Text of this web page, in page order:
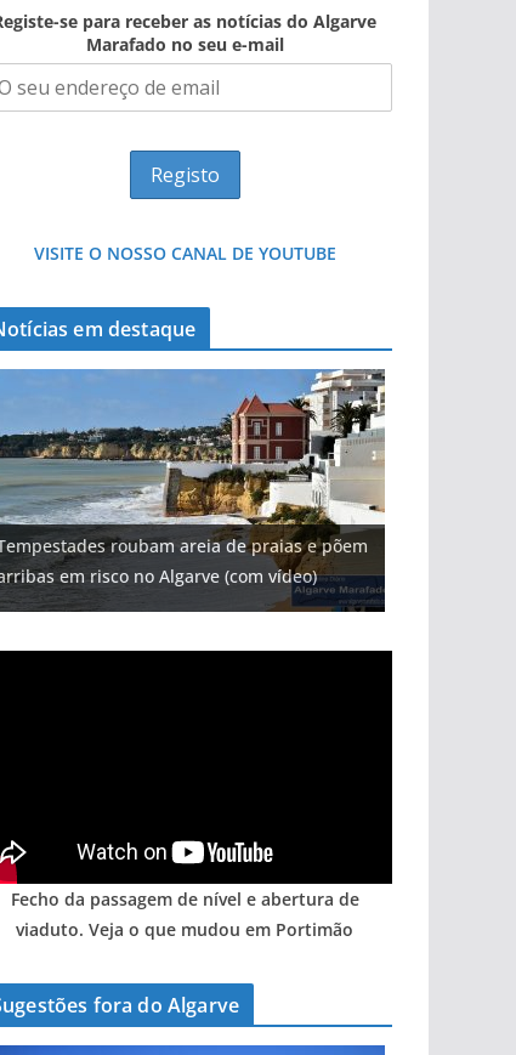
se para receber as notícias do Algarve
Marafado no seu e-mail
VISITE O NOSSO CANAL DE YOUTUBE
em destaque
roubam areia de praias e põem
em risco no Algarve (com vídeo)
da água. Fontes emblemáticas do
voltam a ter vida (com vídeo)
milionário: investimento de 108
de euros na construção de dois
(com vídeo)
do mar a 3 euros cada. Nova rota
nasce no Algarve
do dia: uma cidade algarvia que cresceu
redes e fábricas
Fecho da passagem de nível e abertura de
viaduto. Veja o que mudou em Portimão
fora do Algarve